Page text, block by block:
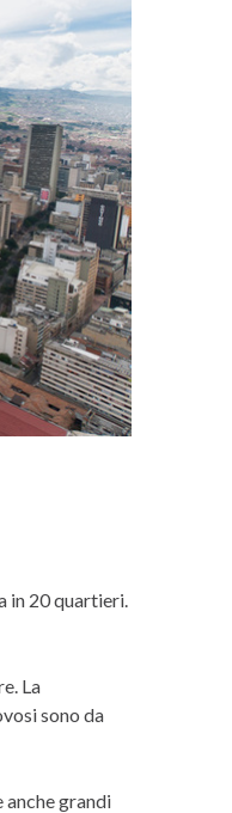
in 20 quartieri.
La
sono da
grandi